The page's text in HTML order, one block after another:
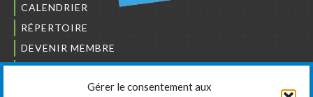
Gérer le consentement aux
CALENDRIER
RÉPERTOIRE
DEVENIR MEMBRE
NOUS JOINDRE
L’ORDRE DES BÂTISSEURS